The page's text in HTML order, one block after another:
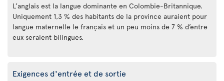
L’anglais est la langue dominante en Colombie-Britannique.
Uniquement 1,3 % des habitants de la province auraient pour
langue maternelle le français et un peu moins de 7 % d’entre
eux seraient bilingues.
Exigences d'entrée et de sortie